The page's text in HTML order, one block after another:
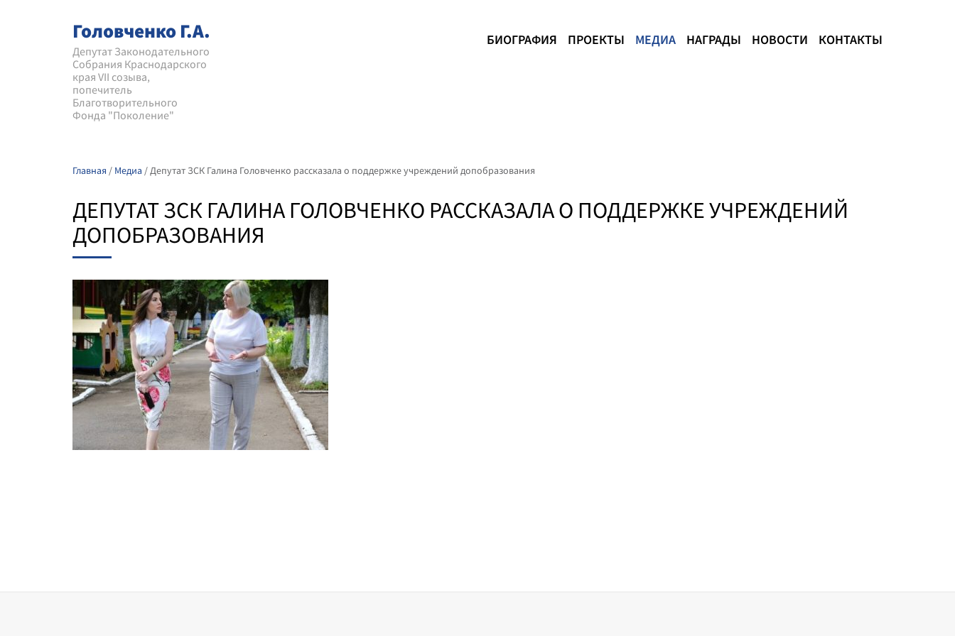
Головченко Г.А.
Депутат Законодательного
Собрания Краснодарского
края VII созыва,
попечитель
Благотворительного
Фонда "Поколение"
БИОГРАФИЯ ПРОЕКТЫ МЕДИА НАГРАДЫ НОВОСТИ КОНТАКТЫ
Главная / Медиа /Депутат ЗСК Галина Головченко рассказала о поддержке учреждений допобразования
ДЕПУТАТ ЗСК ГАЛИНА ГОЛОВЧЕНКО РАССКАЗАЛА О ПОДДЕРЖКЕ УЧРЕЖДЕНИЙ
ДОПОБРАЗОВАНИЯ